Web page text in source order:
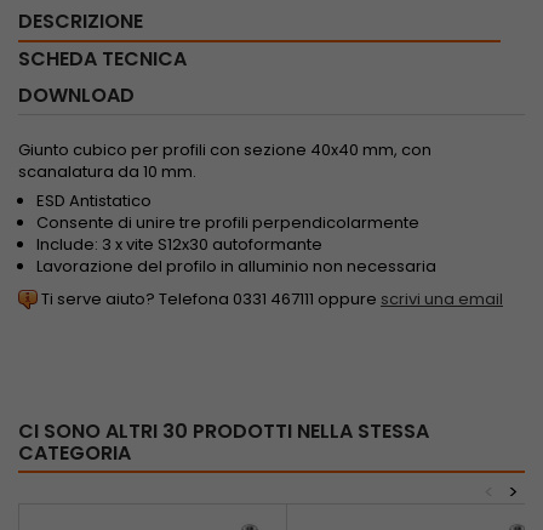
DESCRIZIONE
SCHEDA TECNICA
DOWNLOAD
Giunto cubico per profili con sezione 40x40 mm, con
scanalatura da 10 mm.
ESD Antistatico
Consente di unire tre profili perpendicolarmente
Include: 3 x vite S12x30 autoformante
Lavorazione del profilo in alluminio non necessaria
Ti serve aiuto? Telefona 0331 467111 oppure scrivi una email
CI SONO ALTRI 30 PRODOTTI NELLA STESSA
CATEGORIA
>